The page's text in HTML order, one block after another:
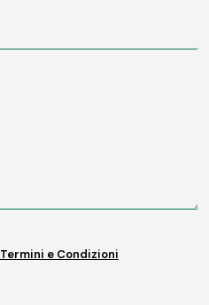
Termini e Condizioni